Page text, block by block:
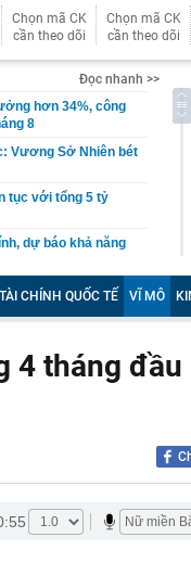
Chọn mã CK
cần theo dõi
Chọn mã CK
cần theo dõi
Đọc nhanh >>
hơn 34%, công
8
Vương Sở Nhiên bét
tục với tổng 5 tỷ
dự báo khả năng
động thái mới
vào VNeID để
với tất cả những ai
chống ngập ra
TÀI CHÍNH QUỐC TẾ VĨ MÔ
4 tháng đầu